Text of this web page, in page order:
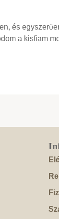
és
a kisfiam